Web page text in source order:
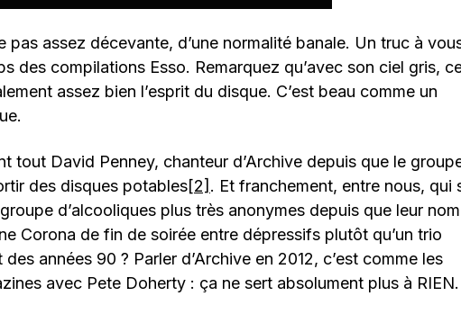
pas assez décevante, d’une normalité banale. Un truc à
des compilations Esso. Remarquez qu’avec son ciel gris,
assez bien l’esprit du disque. C’est beau comme un
tout David Penney, chanteur d’Archive depuis que le
des disques potables[2] . Et franchement, entre nous, qui
d’alcooliques plus très anonymes depuis que leur nom
Corona de fin de soirée entre dépressifs plutôt qu’un trio
années 90 ? Parler d’Archive en 2012, c’est comme les
avec Pete Doherty : ça ne sert absolument plus à RIEN.